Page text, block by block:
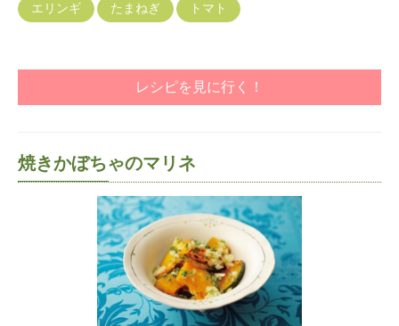
エリンギ たまねぎ トマト
レシピを見に行く！
焼きかぼちゃのマリネ